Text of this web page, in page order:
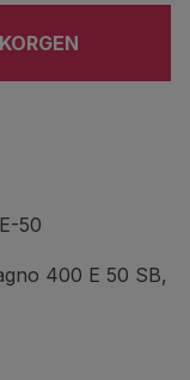
50
400 E 50 SB,